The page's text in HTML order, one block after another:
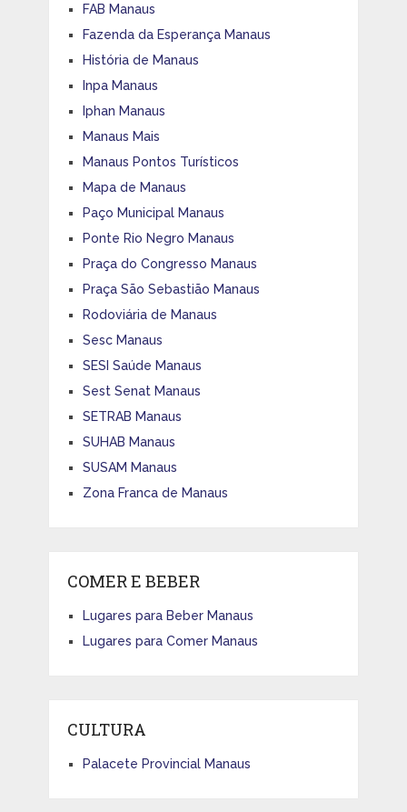
FAB Manaus
Fazenda da Esperança Manaus
História de Manaus
Inpa Manaus
Iphan Manaus
Manaus Mais
Manaus Pontos Turísticos
Mapa de Manaus
Paço Municipal Manaus
Ponte Rio Negro Manaus
Praça do Congresso Manaus
Praça São Sebastião Manaus
Rodoviária de Manaus
Sesc Manaus
SESI Saúde Manaus
Sest Senat Manaus
SETRAB Manaus
SUHAB Manaus
SUSAM Manaus
Zona Franca de Manaus
COMER E BEBER
Lugares para Beber Manaus
Lugares para Comer Manaus
CULTURA
Palacete Provincial Manaus